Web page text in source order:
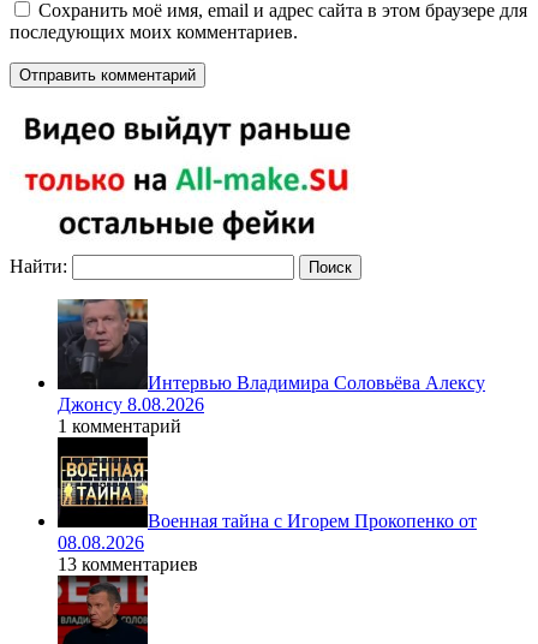
Сохранить моё имя, email и адрес сайта в этом браузере для
последующих моих комментариев.
Найти:
Интервью Владимира Соловьёва Алексу
Джонсу 8.08.2026
1 комментарий
Военная тайна с Игорем Прокопенко от
08.08.2026
13 комментариев